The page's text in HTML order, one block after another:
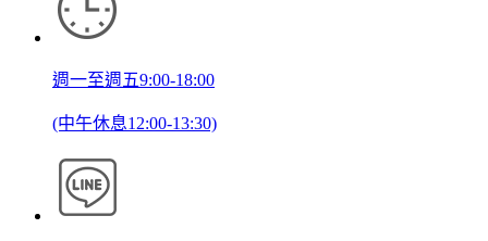
週一至週五9:00-18:00
(中午休息12:00-13:30)